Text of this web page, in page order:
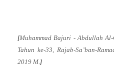
[Muhammad Bajuri - Abdullah
Tahun ke-33, Rajab-Sa’ban-
2019 M. ]